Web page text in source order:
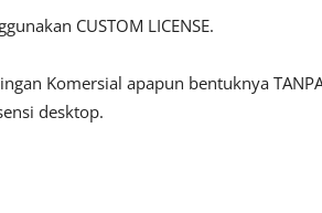
CUSTOM LICENSE.
Komersial apapun bentuknya
desktop.